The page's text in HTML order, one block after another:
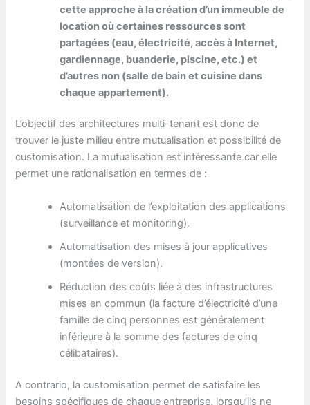
cette approche à la création d’un immeuble de
location où certaines ressources sont
partagées (eau, électricité, accès à Internet,
gardiennage, buanderie, piscine, etc.) et
d’autres non (salle de bain et cuisine dans
chaque appartement).
L’objectif des architectures multi-tenant est donc de
trouver le juste milieu entre mutualisation et possibilité de
customisation. La mutualisation est intéressante car elle
permet une rationalisation en termes de :
Automatisation de l’exploitation des applications
(surveillance et monitoring).
Automatisation des mises à jour applicatives
(montées de version).
Réduction des coûts liée à des infrastructures
mises en commun (la facture d’électricité d’une
famille de cinq personnes est généralement
inférieure à la somme des factures de cinq
célibataires).
A contrario, la customisation permet de satisfaire les
besoins spécifiques de chaque entreprise, lorsqu’ils ne